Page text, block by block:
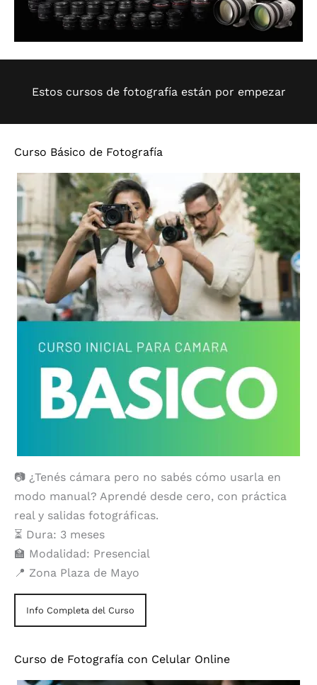
Estos cursos de fotografía están por empezar
Curso Básico de Fotografía
📷 ¿Tenés cámara pero no sabés cómo usarla en
modo manual? Aprendé desde cero, con práctica
real y salidas fotográficas.
⏳ Dura: 3 meses
🏫 Modalidad: Presencial
📍 Zona Plaza de Mayo
Info Completa del Curso
Curso de Fotografía con Celular Online